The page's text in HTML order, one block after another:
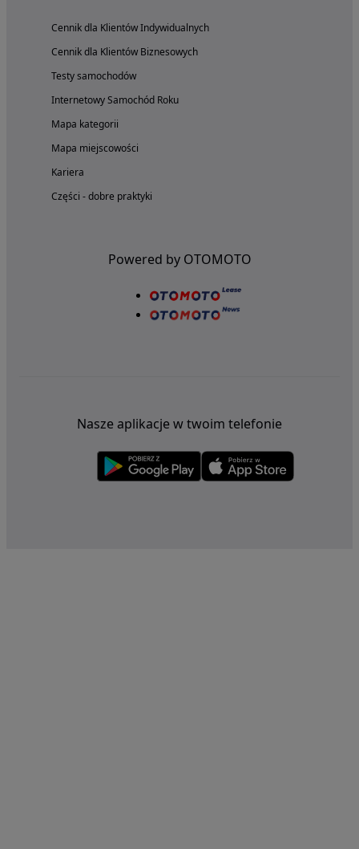
Cennik dla Klientów Indywidualnych
Cennik dla Klientów Biznesowych
Testy samochodów
Internetowy Samochód Roku
Mapa kategorii
Mapa miejscowości
Kariera
Części - dobre praktyki
Powered by OTOMOTO
Nasze aplikacje w twoim telefonie